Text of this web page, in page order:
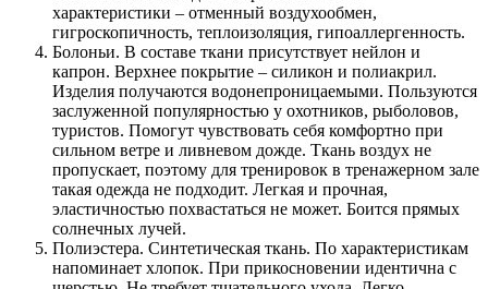
характеристики – отменный воздухообмен,
гигроскопичность, теплоизоляция, гипоаллергенность.
Болоньи. В составе ткани присутствует нейлон и
капрон. Верхнее покрытие – силикон и полиакрил.
Изделия получаются водонепроницаемыми. Пользуются
заслуженной популярностью у охотников, рыболовов,
туристов. Помогут чувствовать себя комфортно при
сильном ветре и ливневом дожде. Ткань воздух не
пропускает, поэтому для тренировок в тренажерном зале
такая одежда не подходит. Легкая и прочная,
эластичностью похвастаться не может. Боится прямых
солнечных лучей.
Полиэстера. Синтетическая ткань. По характеристикам
напоминает хлопок. При прикосновении идентична с